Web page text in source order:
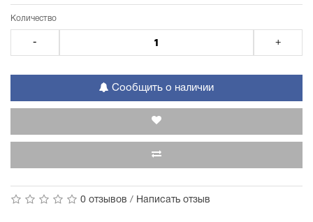
Количество
- +
Сообщить о наличии
0 отзывов / Написать отзыв